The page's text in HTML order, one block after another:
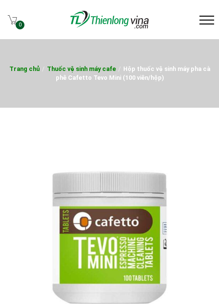
0
Trang chủ / Thuốc vệ sinh máy cafe / Hộp thuốc vệ sinh máy pha cà
phê Cafetto Tevo Mini (100 viên/hộp)